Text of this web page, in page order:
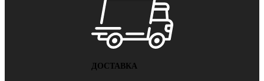
ДОСТАВКА